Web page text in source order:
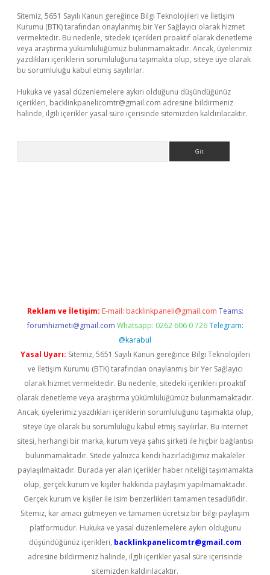
Sitemiz, 5651 Sayılı Kanun gereğince Bilgi Teknolojileri ve İletişim
Kurumu (BTK) tarafından onaylanmış bir Yer Sağlayıcı olarak hizmet
vermektedir. Bu nedenle, sitedeki içerikleri proaktif olarak denetleme
veya araştırma yükümlülüğümüz bulunmamaktadır. Ancak, üyelerimiz
yazdıkları içeriklerin sorumluluğunu taşımakta olup, siteye üye olarak
bu sorumluluğu kabul etmiş sayılırlar.
Hukuka ve yasal düzenlemelere aykırı olduğunu düşündüğünüz
içerikleri, backlinkpanelicomtr@gmail.com adresine bildirmeniz
halinde, ilgili içerikler yasal süre içerisinde sitemizden kaldırılacaktır.
Reklam ve İletişim: E-mail: backlinkpaneli@gmail.com Teams:
forumhizmeti@gmail.com Whatsapp: 0262 606 0 726 Telegram:
@karabul
Yasal Uyarı: Sitemiz, 5651 Sayılı Kanun gereğince Bilgi Teknolojileri
ve İletişim Kurumu (BTK) tarafından onaylanmış bir Yer Sağlayıcı
olarak hizmet vermektedir. Bu nedenle, sitedeki içerikleri proaktif
olarak denetleme veya araştırma yükümlülüğümüz bulunmamaktadır.
Ancak, üyelerimiz yazdıkları içeriklerin sorumluluğunu taşımakta olup,
siteye üye olarak bu sorumluluğu kabul etmiş sayılırlar. Bu internet
sitesi, herhangi bir marka, kurum veya şahıs şirketi ile hiçbir bağlantısı
bulunmamaktadır. Sitede yalnızca kendi hazırladığımız makaleler
paylaşılmaktadır. Burada yer alan içerikler haber niteliği taşımamakta
olup, gerçek kurum ve kişiler hakkında paylaşım yapılmamaktadır.
Gerçek kurum ve kişiler ile isim benzerlikleri tamamen tesadüfidir.
Sitemiz, kar amacı gütmeyen ve tamamen ücretsiz bir bilgi paylaşım
platformudur. Hukuka ve yasal düzenlemelere aykırı olduğunu
düşündüğünüz içerikleri, backlinkpanelicomtr@gmail.com
adresine bildirmeniz halinde, ilgili içerikler yasal süre içerisinde
sitemizden kaldırılacaktır.